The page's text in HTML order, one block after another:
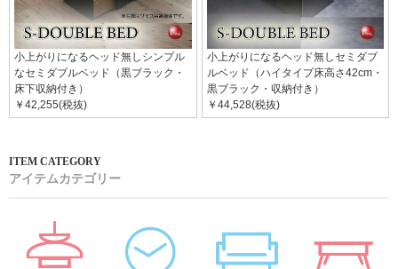
小上がりになるヘッド無しシンプル
なセミダブルベッド（黒ブラック・
床下収納付き）
￥42,255(税抜)
小上がりになるヘッド無しセミダブ
ルベッド（ハイタイプ床高さ42cm・
黒ブラック・収納付き）
￥44,528(税抜)
アイテムカテゴリー